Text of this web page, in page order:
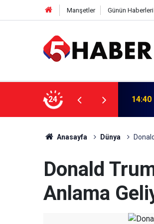
Manşetler Günün Haberleri
24 13:55
Anasayfa Dünya
Donald
Anlama